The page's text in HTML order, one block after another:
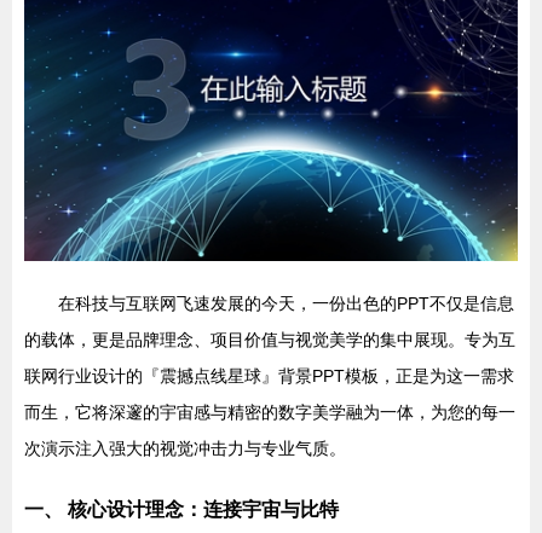
在科技与互联网飞速发展的今天，一份出色的PPT不仅是信息
的载体，更是品牌理念、项目价值与视觉美学的集中展现。专为互
联网行业设计的『震撼点线星球』背景PPT模板，正是为这一需求
而生，它将深邃的宇宙感与精密的数字美学融为一体，为您的每一
次演示注入强大的视觉冲击力与专业气质。
一、 核心设计理念：连接宇宙与比特